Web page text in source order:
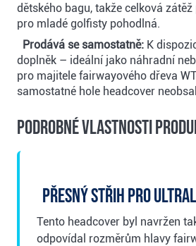
dětského bagu, takže celková
pro mladé golfisty pohodlná.
Prodává se samostatně: K
doplněk – ideální jako náhradní
pro majitele fairwayového dřeva
samostatné hole headcover
Podrobné vlastnosti
Přesný střih pro
Tento headcover byl navržen
odpovídal rozměrům hlavy